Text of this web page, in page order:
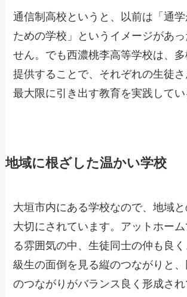
通信制高校というと、以前は「通
ための学校」というイメージがあ
せん。でも西濃桃李高等学校は、
提供することで、それぞれの生徒
最大限に引き出す教育を実践してい
地域に根ざした温かい学校
大垣市内にある学校なので、地域
大切にされています。アットホー
る雰囲気の中、生徒同士の仲も良
級生の面倒を見る縦のつながりと
のつながりがバランス良く形成され